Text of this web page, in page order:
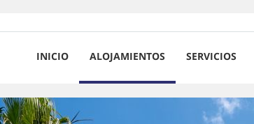
INICIO ALOJAMIENTOS SERVICIOS